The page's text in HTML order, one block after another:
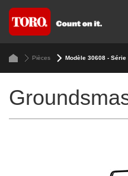
Pièces Modèle 30608 -